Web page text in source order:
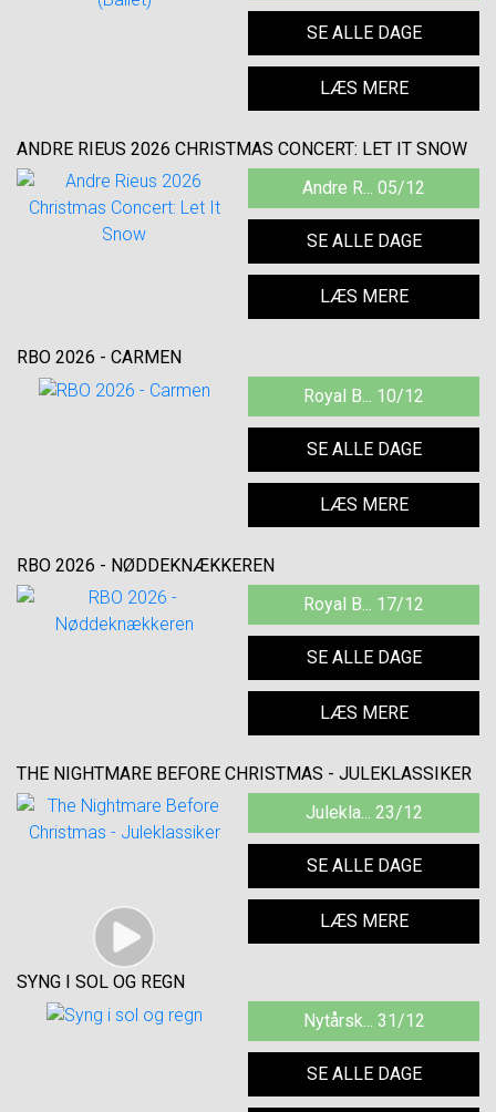
SE ALLE DAGE
LÆS MERE
ANDRE RIEUS 2026 CHRISTMAS CONCERT: LET IT SNOW
Andre R... 05/12
SE ALLE DAGE
LÆS MERE
RBO 2026 - CARMEN
Royal B... 10/12
SE ALLE DAGE
LÆS MERE
RBO 2026 - NØDDEKNÆKKEREN
Royal B... 17/12
SE ALLE DAGE
LÆS MERE
THE NIGHTMARE BEFORE CHRISTMAS - JULEKLASSIKER
Julekla... 23/12
SE ALLE DAGE
LÆS MERE
SYNG I SOL OG REGN
Nytårsk... 31/12
SE ALLE DAGE